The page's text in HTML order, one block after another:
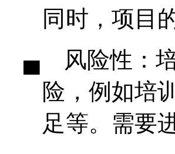
同时，项目
▄
风险性：
险，例如培
足等。需要